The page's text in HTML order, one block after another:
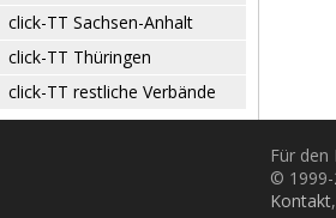
click-TT Sachsen-Anhalt
click-TT Thüringen
click-TT restliche Verbände
Für
© 1999-
Kontakt,